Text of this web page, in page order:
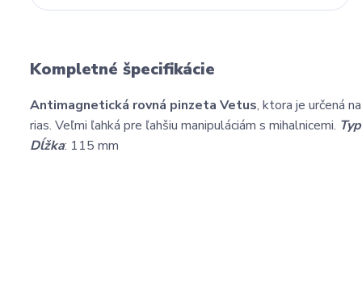
Kompletné špecifikácie
Antimagnetická rovná pinzeta Vetus, ktora je určená
rias. Veľmi ľahká pre ľahšiu manipuláciám s mihalnicemi.
Dĺžka: 115 mm